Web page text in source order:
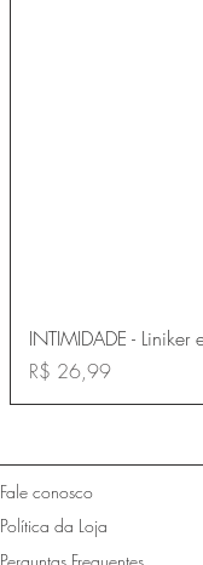
INTIMIDADE - Liniker
Preço
R$ 26,99
Fale conosco
Política da Loja